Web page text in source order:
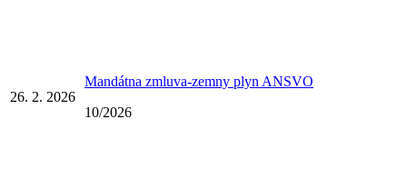
26. 2. 2026
Mandátna zmluva-zemny plyn ANSVO
10/2026